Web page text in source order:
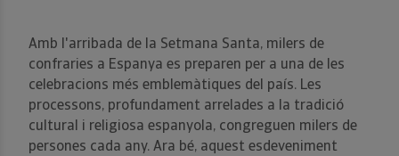
Amb l'arribada de la Setmana Santa, milers de
confraries a Espanya es preparen per a una de les
celebracions més emblemàtiques del país. Les
processons, profundament arrelades a la tradició
cultural i religiosa espanyola, congreguen milers de
persones cada any. Ara bé, aquest esdeveniment